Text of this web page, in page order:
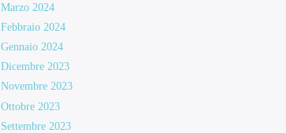
Marzo 2024
Febbraio 2024
Gennaio 2024
Dicembre 2023
Novembre 2023
Ottobre 2023
Settembre 2023